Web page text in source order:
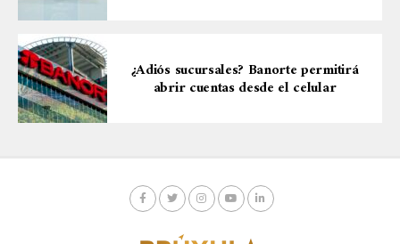
¿Adiós sucursales? Banorte permitirá
abrir cuentas desde el celular